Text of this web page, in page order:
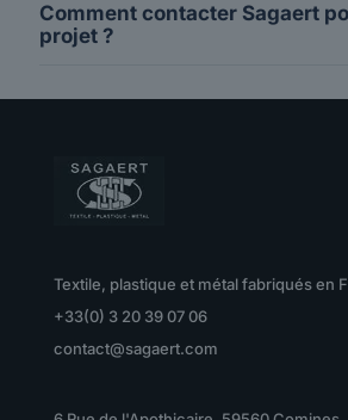
Comment contacter Sagaert
projet ?
Textile, plastique et métal fabriqués en
+33(0) 3 20 39 07 06
contact@sagaert.com